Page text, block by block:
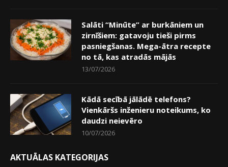
Salāti “Minūte” ar burkāniem un
zirnīšiem: gatavoju tieši pirms
pasniegšanas. Mega-ātra recepte
no tā, kas atradās mājās
13/07/2026
Kādā secībā jālādē telefons?
Vienkāršs inženieru noteikums, ko
daudzi neievēro
10/07/2026
AKTUĀLAS KATEGORIJAS